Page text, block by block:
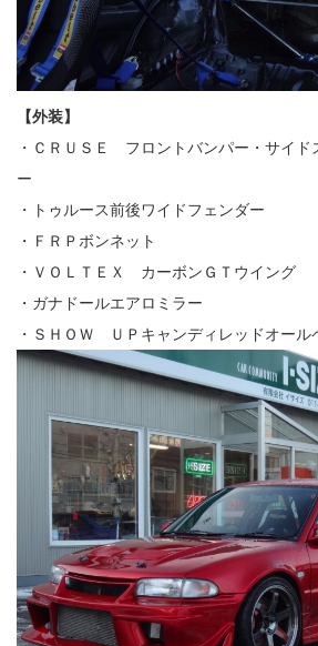
【外装】
・ＣＲＵＳＥ フロントバンパー・サイド
ー
・トゥルース前後ワイドフェンダー
・ＦＲＰボンネット
・ＶＯＬＴＥＸ カーボンＧＴウイング
・ガナドールエアロミラー
・ＳＨＯＷ ＵＰキャンディレッドオール